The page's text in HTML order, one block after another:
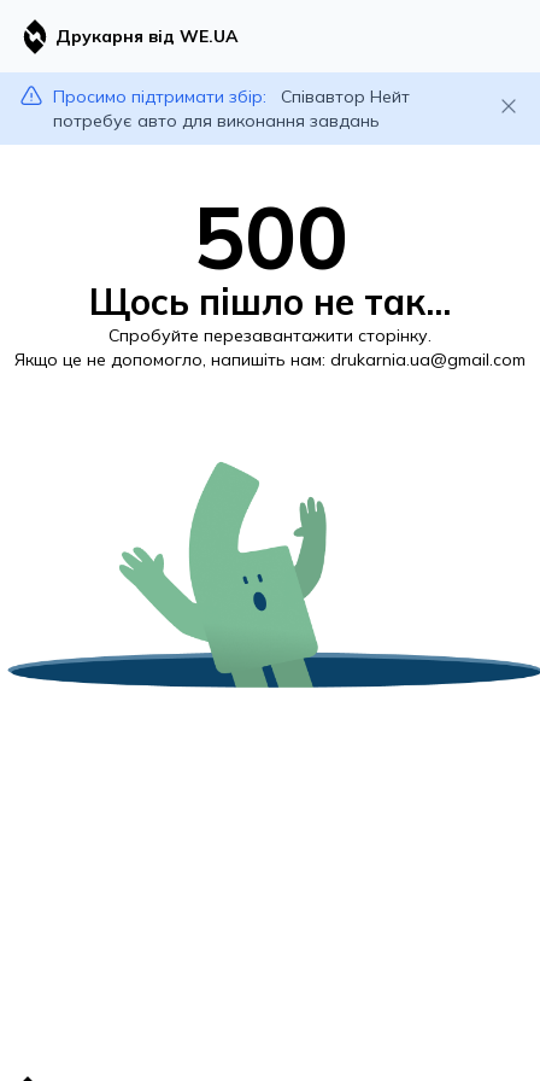
Друкарня від WE.UA
Просимо підтримати збір:
Співавтор Нейт
потребує авто для виконання завдань
500
Щось пішло не так...
Спробуйте перезавантажити сторінку.
Якщо це не допомогло, напишіть нам: drukarnia.ua@gmail.com